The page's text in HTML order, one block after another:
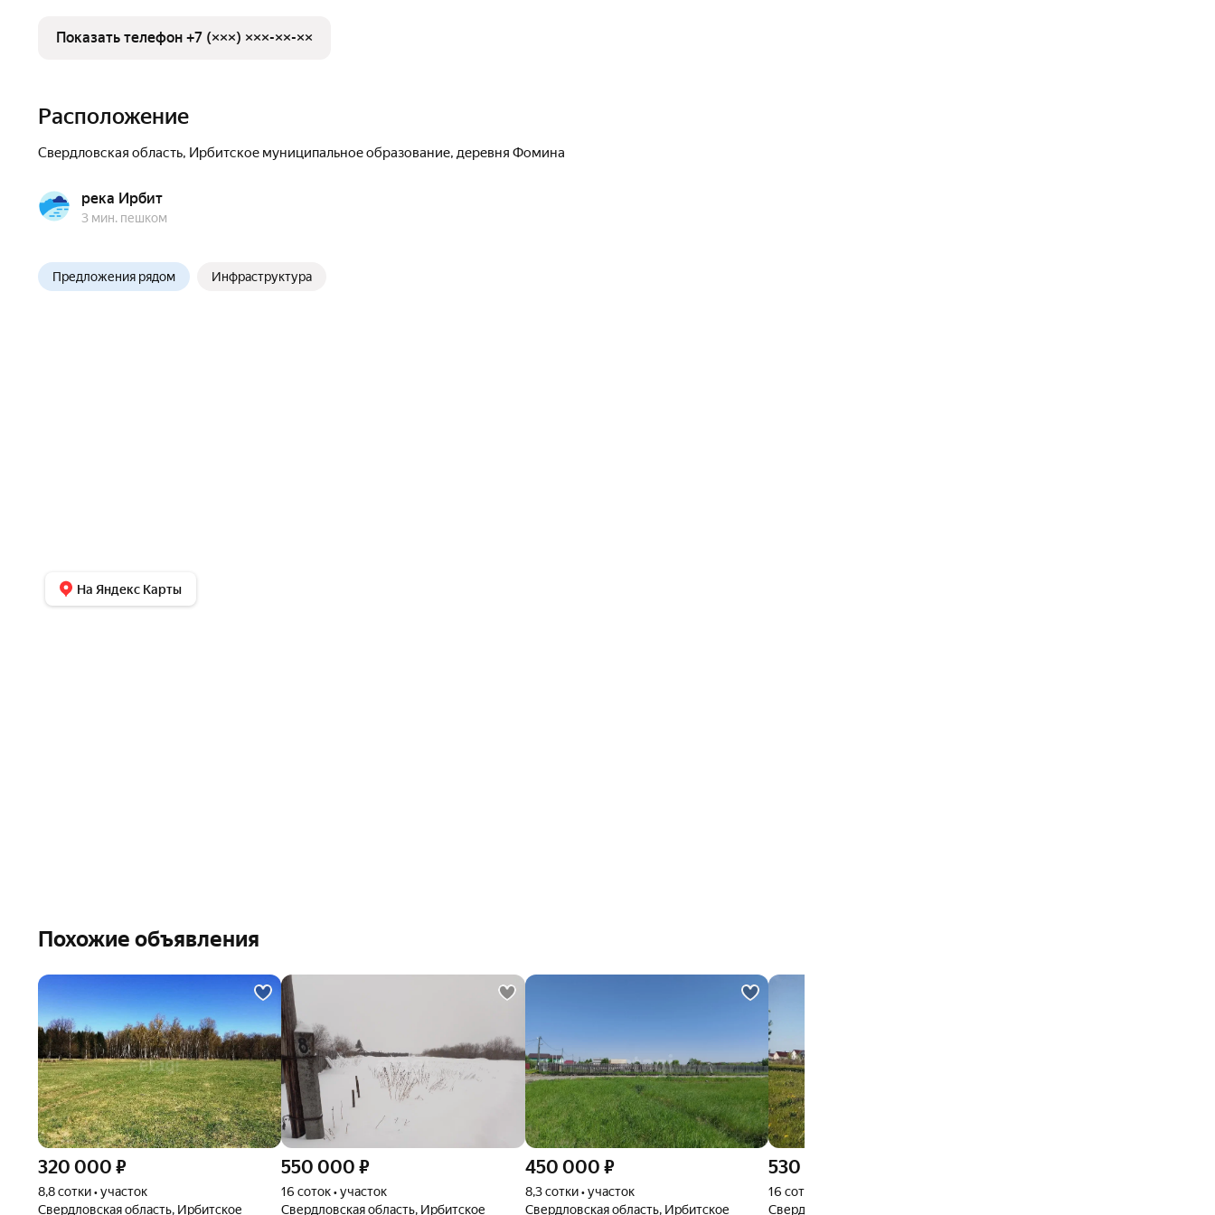
Показать телефон +7 (×××) ×××-××-××
Расположение
Свердловская область, Ирбитское муниципальное образование, деревня Фомина
река Ирбит
3 мин. пешком
Предложения рядом Инфраструктура
На Яндекс Карты
Похожие объявления
320 000 ₽
8,8 сотки • участок
Свердловская область, Ирбитское
550 000 ₽
16 соток • участок
Свердловская область, Ирбитское
450 000 ₽
8,3 сотки • участок
Свердловская область, Ирбитское
530 000
16 соток • участок
Свердловская область, Ирбитское